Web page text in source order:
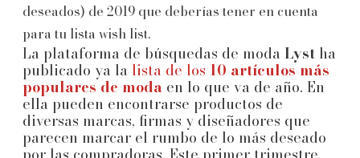
deseados) de 2019 que deberías tener en cuenta
para tu lista wish list.
La plataforma de búsquedas de moda Lyst ha
publicado ya la lista de los 10 artículos más
populares de moda en lo que va de año. En
ella pueden encontrarse productos de
diversas marcas, firmas y diseñadores que
parecen marcar el rumbo de lo más deseado